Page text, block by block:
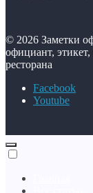
© 2026 Заметки
официант,
ресторана
Facebook
Youtube